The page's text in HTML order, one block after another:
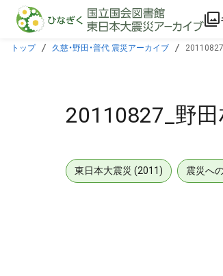
本文に飛ぶ
トップ 久慈・野田・普代 震災アーカイブ
20110827_野
東日本大震災 (2011) 震災へ